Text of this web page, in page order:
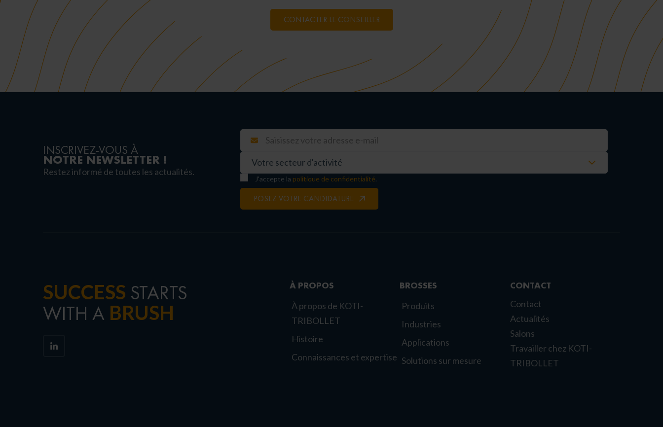
CONTACTER LE CONSEILLER
INSCRIVEZ-VOUS À
NOTRE NEWSLETTER !
Restez informé de toutes les actualités.
J'accepte la politique de confidentialité.
POSEZ VOTRE CANDIDATURE
SUCCESS STARTS
WITH A BRUSH
À PROPOS
À propos de KOTI-
TRIBOLLET
Histoire
Connaissances et expertise
BROSSES
Produits
Industries
Applications
Solutions sur mesure
CONTACT
Contact
Actualités
Salons
Travailler chez KOTI-
TRIBOLLET